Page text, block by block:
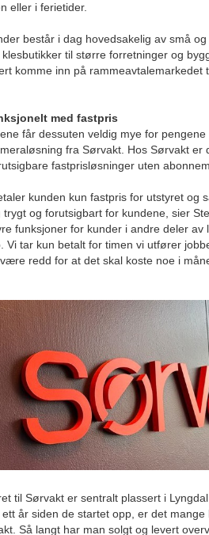
eller i ferietider.
består i dag hovedsakelig av små
til større forretninger og
komme inn på rammeavtalemarkedet
med fastpris
får dessuten veldig mye for
fra Sørvakt. Hos Sørvakt er
fastprisløsninger uten
kunden kun fastpris for utstyret og
trygt og forutsigbart for kundene, sier
funksjoner for kunder i andre deler av
Vi tar kun betalt for timen vi utfører
redd for at det skal koste noe i
til Sørvakt er sentralt plassert i
år siden de startet opp, er det mange
Så langt har man solgt og levert